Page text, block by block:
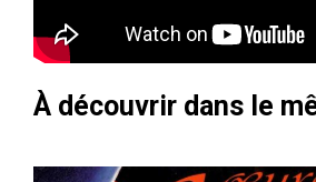
À découvrir dans le